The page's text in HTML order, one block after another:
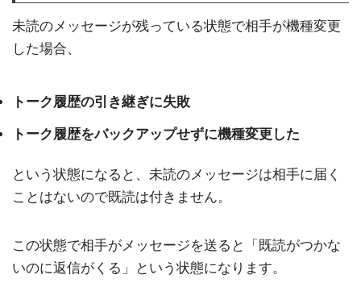
未読のメッセージが残っている状態で相手が機種変更
した場合、
トーク履歴の引き継ぎに失敗
トーク履歴をバックアップせずに機種変更した
という状態になると、未読のメッセージは相手に届く
ことはないので既読は付きません。
この状態で相手がメッセージを送ると「既読がつかな
いのに返信がくる」という状態になります。